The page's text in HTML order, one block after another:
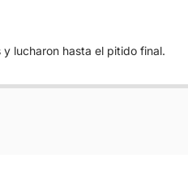
lucharon hasta el pitido final.